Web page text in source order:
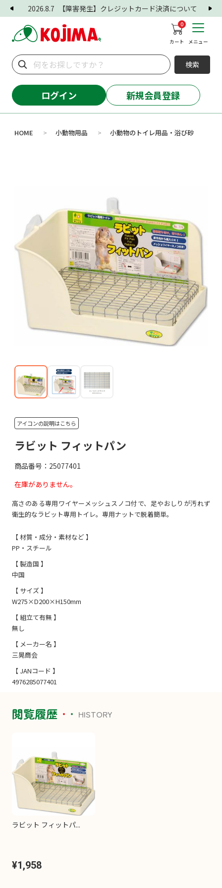
2026.8.7 【障害発生】クレジットカード決済について
0
カート メニュー
検索
ログイン 新規会員登録
HOME > 小動物用品 > 小動物のトイレ用品・浴び砂
アイコンの説明はこちら
ラビット フィットパン
商品番号：25077401
在庫がありません。
高さのある専用ワイヤーメッシュスノコ付で、足やおしりが汚れず
衛生的なラビット専用トイレ。専用ナットで脱着簡単。
【 材質・成分・素材など 】
PP・スチール
【 製造国 】
中国
【 サイズ 】
W275×D200×H150mm
【 組立て有無 】
無し
【 メーカー名 】
三晃商会
【 JANコード 】
4976285077401
閲覧履歴 HISTORY
ラビット フィットパ...
¥1,958